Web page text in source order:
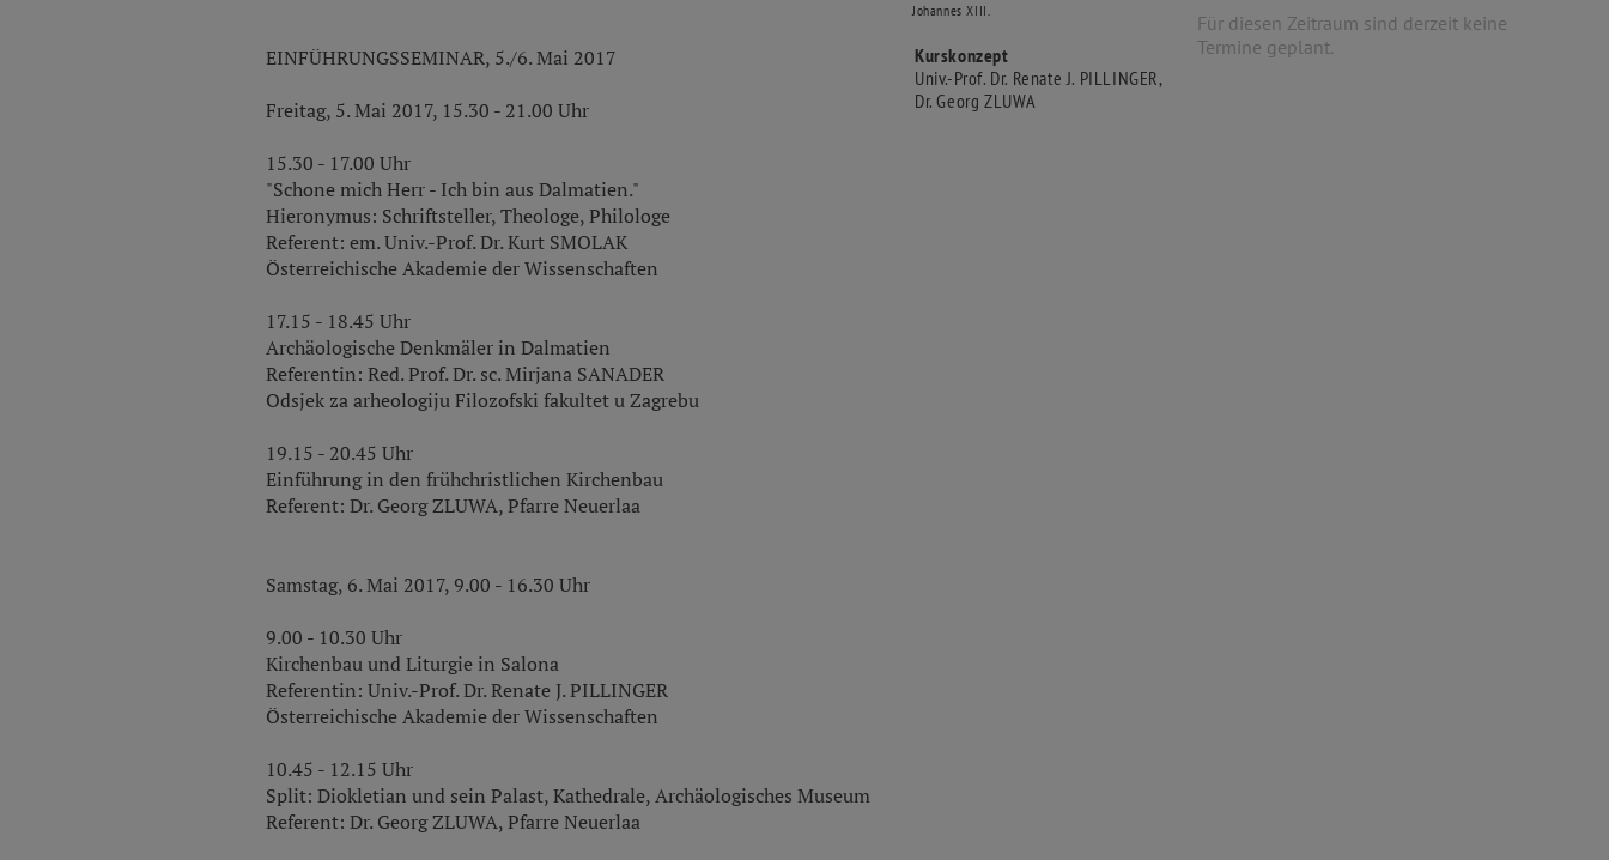
Johannes XIII.
Kurskonzept
Univ.-Prof. Dr. Renate J. PILLINGER,
Dr. Georg ZLUWA
EINFÜHRUNGSSEMINAR, 5./6. Mai 2017
Freitag, 5. Mai 2017, 15.30 - 21.00 Uhr
15.30 - 17.00 Uhr
"Schone mich Herr - Ich bin aus Dalmatien."
Hieronymus: Schriftsteller, Theologe, Philologe
Referent: em. Univ.-Prof. Dr. Kurt SMOLAK
Österreichische Akademie der Wissenschaften
17.15 - 18.45 Uhr
Archäologische Denkmäler in Dalmatien
Referentin: Red. Prof. Dr. sc. Mirjana SANADER
Odsjek za arheologiju Filozofski fakultet u Zagrebu
19.15 - 20.45 Uhr
Einführung in den frühchristlichen Kirchenbau
Referent: Dr. Georg ZLUWA, Pfarre Neuerlaa
Samstag, 6. Mai 2017, 9.00 - 16.30 Uhr
9.00 - 10.30 Uhr
Kirchenbau und Liturgie in Salona
Referentin: Univ.-Prof. Dr. Renate J. PILLINGER
Österreichische Akademie der Wissenschaften
10.45 - 12.15 Uhr
Split: Diokletian und sein Palast, Kathedrale, Archäologisches Museum
Referent: Dr. Georg ZLUWA, Pfarre Neuerlaa
Für diesen Zeitraum sind derzeit keine
Termine geplant.